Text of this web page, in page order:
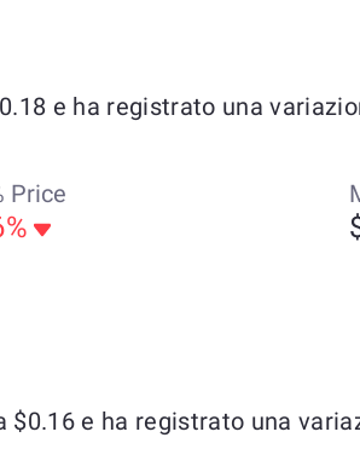
e ha registrato una
Price
e ha registrato una